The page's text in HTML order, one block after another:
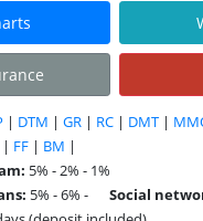
| DTM | GR | RC | DMT |
| FF | BM |
5% - 2% - 1%
Social
5% - 6% -